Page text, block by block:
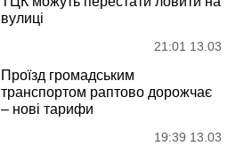
вулиці
21:01 13.03
Проїзд громадським
транспортом раптово дорожчає
– нові тарифи
19:39 13.03